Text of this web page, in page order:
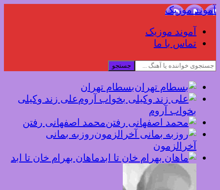
آموند موزیک
آموند موزیک
تماس با ما
جستجو
بسطام تهران
علی زند وکیلی
بخواب آروم
محمد اصفهانی رفتن
روزبه بمانی
آخرالزمون
ماهان بهرام خان تا ابد